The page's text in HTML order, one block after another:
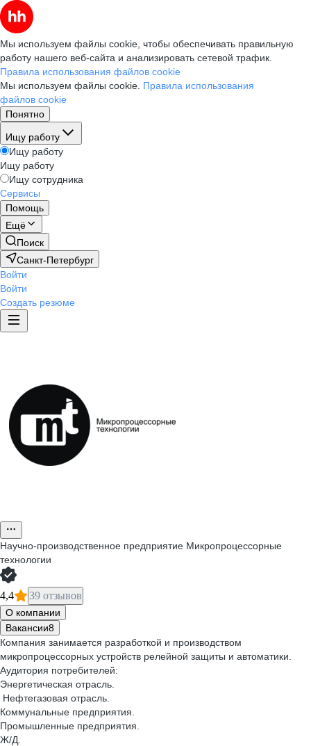
Мы используем файлы cookie, чтобы обеспечивать правильную
работу нашего веб-сайта и анализировать сетевой трафик.
Правила использования файлов cookie
Мы используем файлы cookie. Правила использования
файлов cookie
Понятно
Ищу работу
Ищу работу
Ищу работу
Ищу сотрудника
Сервисы
Помощь
Ещё
Поиск
Санкт-Петербург
Войти
Войти
Создать резюме
Научно-производственное предприятие Микропроцессорные
технологии
4,4 39 отзывов
О компании
Вакансии8
Компания занимается разработкой и производством
микропроцессорных устройств релейной защиты и автоматики.
Аудитория потребителей:
Энергетическая отрасль.
Нефтегазовая отрасль.
Коммунальные предприятия.
Промышленные предприятия.
Ж/Д.